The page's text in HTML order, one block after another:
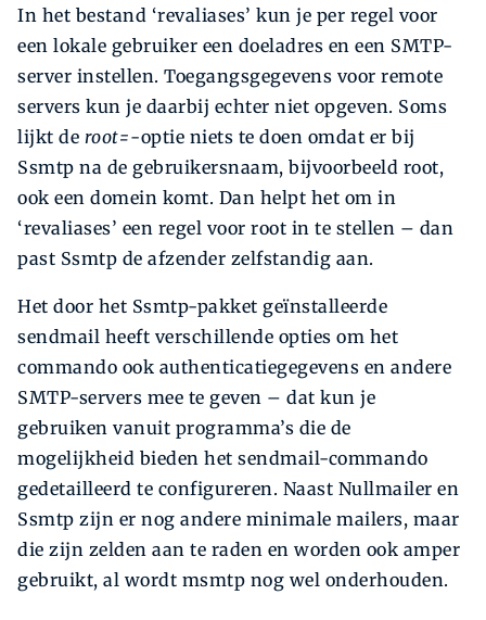
In het bestand ‘revaliases’ kun je per regel voor
een lokale gebruiker een doeladres en een SMTP-
server instellen. Toegangsgegevens voor remote
servers kun je daarbij echter niet opgeven. Soms
lijkt de root=-optie niets te doen omdat er bij
Ssmtp na de gebruikersnaam, bijvoorbeeld root,
ook een domein komt. Dan helpt het om in
‘revaliases’ een regel voor root in te stellen – dan
past Ssmtp de afzender zelfstandig aan.
Het door het Ssmtp-pakket geïnstalleerde
sendmail heeft verschillende opties om het
commando ook authenticatiegegevens en andere
SMTP-servers mee te geven – dat kun je
gebruiken vanuit programma’s die de
mogelijkheid bieden het sendmail-commando
gedetailleerd te configureren. Naast Nullmailer en
Ssmtp zijn er nog andere minimale mailers, maar
die zijn zelden aan te raden en worden ook amper
gebruikt, al wordt msmtp nog wel onderhouden.